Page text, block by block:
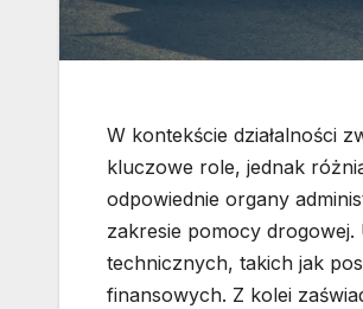
W kontekście działalności
kluczowe role, jednak
odpowiednie organy
zakresie pomocy
technicznych, takich jak
finansowych. Z kolei